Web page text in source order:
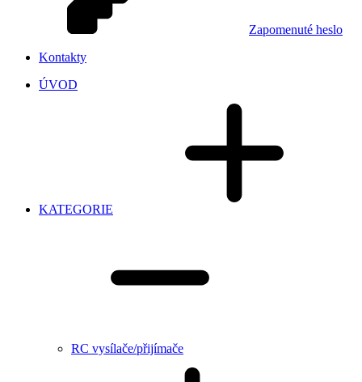
Zapomenuté heslo
Kontakty
ÚVOD
KATEGORIE
RC vysílače/přijímače